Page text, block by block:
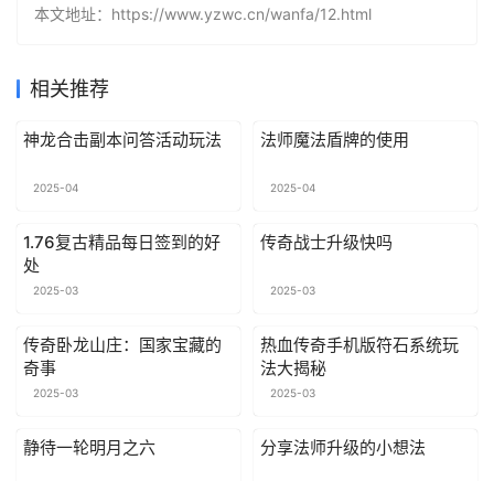
本文地址：https://www.yzwc.cn/wanfa/12.html
相关推荐
神龙合击副本问答活动玩法
2025-04
法师魔法盾牌的使用
2025-04
1.76复古精品每日签到的好
处
2025-03
传奇战士升级快吗
2025-03
传奇卧龙山庄：国家宝藏的
奇事
2025-03
热血传奇手机版符石系统玩
法大揭秘
2025-03
静待一轮明月之六 分享法师升级的小想法